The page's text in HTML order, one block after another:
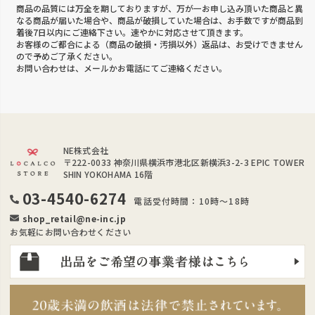
商品の品質には万全を期しておりますが、万が一お申し込み頂いた商品と異
なる商品が届いた場合や、商品が破損していた場合は、お手数ですが商品到
着後7日以内にご連絡下さい。速やかに対応させて頂きます。
お客様のご都合による（商品の破損・汚損以外）返品は、お受けできません
ので予めご了承ください。
お問い合わせは、メールかお電話にてご連絡ください。
NE株式会社
〒222-0033 神奈川県横浜市港北区新横浜3-2-3 EPIC TOWER
SHIN YOKOHAMA 16階
03-4540-6274
電話受付時間：10時～18時
shop_retail@ne-inc.jp
お気軽にお問い合わせください